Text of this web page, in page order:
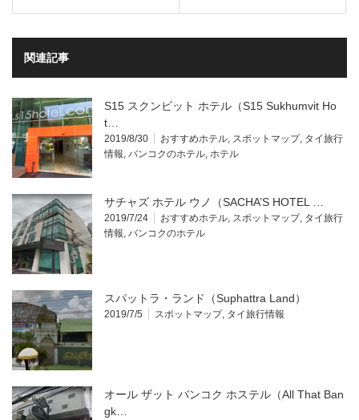
関連記事
S15 スクンビット ホテル（S15 Sukhumvit Ho
t…
2019/8/30 おすすめホテル, スポットマップ, タイ旅行
情報, バンコクのホテル, ホテル
サチャズ ホテル ウノ（SACHA’S HOTEL …
2019/7/24 おすすめホテル, スポットマップ, タイ旅行
情報, バンコクのホテル
スパットラ・ランド（Suphattra Land）
2019/7/5 スポットマップ, タイ旅行情報
オール ザット バンコク ホステル（All That Ban
gk…